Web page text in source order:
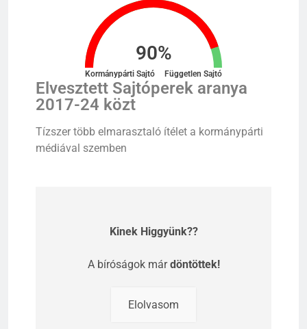
Kinek Higgyünk??
A bíróságok márdöntöttek!
Elolvasom
90%
Kormánypárti Sajtó Független Sajtó
Elvesztett Sajtóperek aranya
2017-24 közt
Tízszer több elmarasztaló ítélet a kormánypárti
médiával szemben